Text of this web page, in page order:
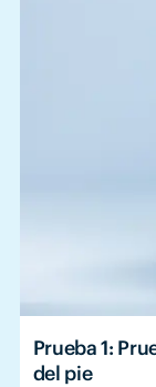
Prueba 1:
del pie